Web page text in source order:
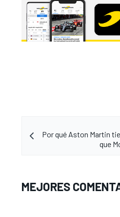
Por qué Aston Martin
que
MEJORES